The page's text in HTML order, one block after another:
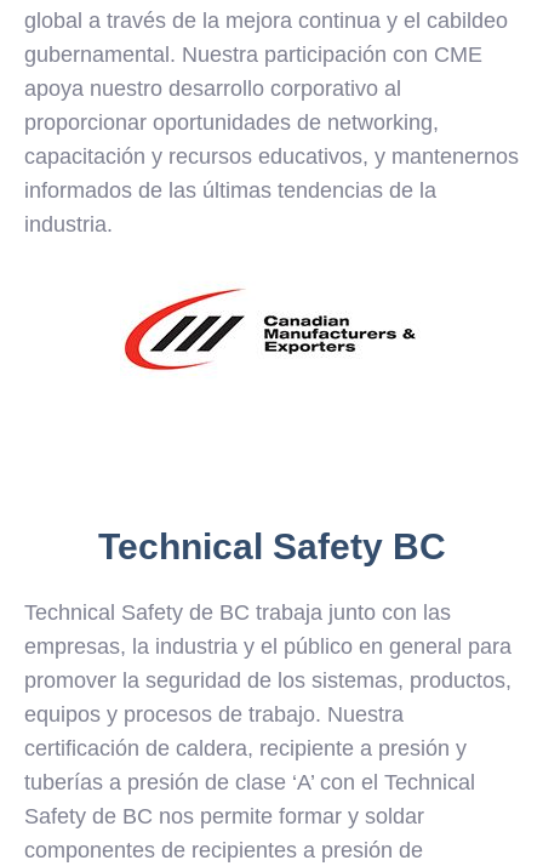
global a través de la mejora continua y el cabildeo
gubernamental. Nuestra participación con CME
apoya nuestro desarrollo corporativo al
proporcionar oportunidades de networking,
capacitación y recursos educativos, y mantenernos
informados de las últimas tendencias de la
industria.
Technical Safety BC
Technical Safety de BC trabaja junto con las
empresas, la industria y el público en general para
promover la seguridad de los sistemas, productos,
equipos y procesos de trabajo. Nuestra
certificación de caldera, recipiente a presión y
tuberías a presión de clase ‘A’ con el Technical
Safety de BC nos permite formar y soldar
componentes de recipientes a presión de